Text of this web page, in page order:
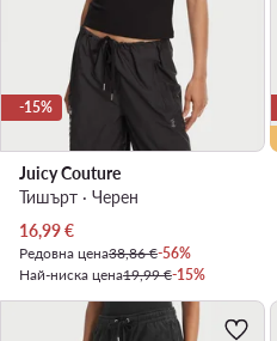
-15%
Juicy Couture
Тишърт · Черен
Актуална цена
16,99€
Редовна цена38,86 €-56%
Най-ниска цена19,99 €-15%